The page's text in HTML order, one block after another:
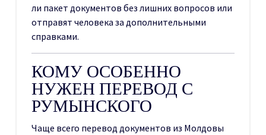
ли пакет документов без лишних вопросов или
отправят человека за дополнительными
справками.
КОМУ ОСОБЕННО
НУЖЕН ПЕРЕВОД С
РУМЫНСКОГО
Чаще всего перевод документов из Молдовы